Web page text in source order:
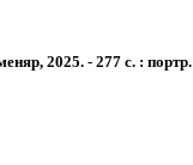
2025. - 277 с. : портр.